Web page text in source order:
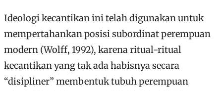
Ideologi kecantikan ini telah digunakan untuk
mempertahankan posisi subordinat perempuan
modern (Wolff, 1992), karena ritual-ritual
kecantikan yang tak ada habisnya secara
“disipliner” membentuk tubuh perempuan